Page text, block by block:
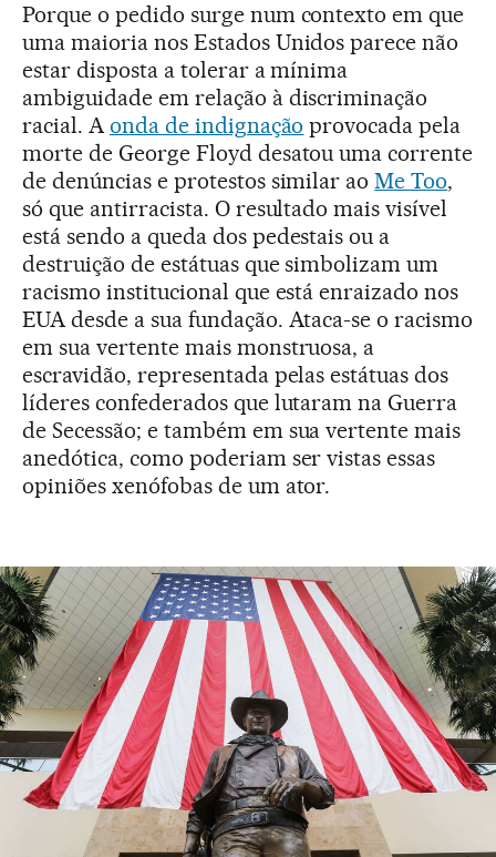
Porque o pedido surge num contexto em que
uma maioria nos Estados Unidos parece não
estar disposta a tolerar a mínima
ambiguidade em relação à discriminação
racial. Aonda de indignação provocada pela
morte de George Floyd desatou uma corrente
de denúncias e protestos similar aoMe Too,
só que antirracista. O resultado mais visível
está sendo a queda dos pedestais ou a
destruição de estátuas que simbolizam um
racismo institucional que está enraizado nos
EUA desde a sua fundação. Ataca-se o racismo
em sua vertente mais monstruosa, a
escravidão, representada pelas estátuas dos
líderes confederados que lutaram na Guerra
de Secessão; e também em sua vertente mais
anedótica, como poderiam ser vistas essas
opiniões xenófobas de um ator.